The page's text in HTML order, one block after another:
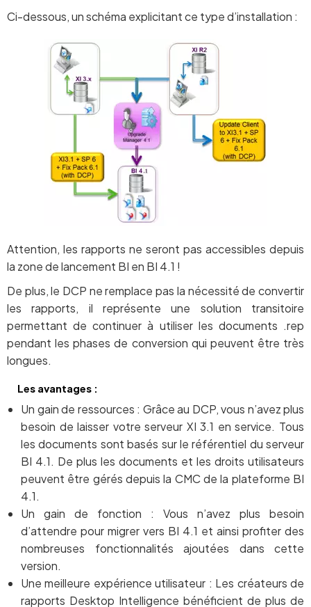
Ci-dessous, un schéma explicitant ce type d’installation :
Attention, les rapports ne seront pas accessibles depuis
la zone de lancement BI en BI 4.1 !
De plus, le DCP ne remplace pas la nécessité de convertir
les rapports, il représente une solution transitoire
permettant de continuer à utiliser les documents .rep
pendant les phases de conversion qui peuvent être très
longues.
Les avantages :
Un gain de ressources : Grâce au DCP, vous n’avez plus
besoin de laisser votre serveur XI 3.1 en service. Tous
les documents sont basés sur le référentiel du serveur
BI 4.1. De plus les documents et les droits utilisateurs
peuvent être gérés depuis la CMC de la plateforme BI
4.1.
Un gain de fonction : Vous n’avez plus besoin
d’attendre pour migrer vers BI 4.1 et ainsi profiter des
nombreuses fonctionnalités ajoutées dans cette
version.
Une meilleure expérience utilisateur : Les créateurs de
rapports Desktop Intelligence bénéficient de plus de